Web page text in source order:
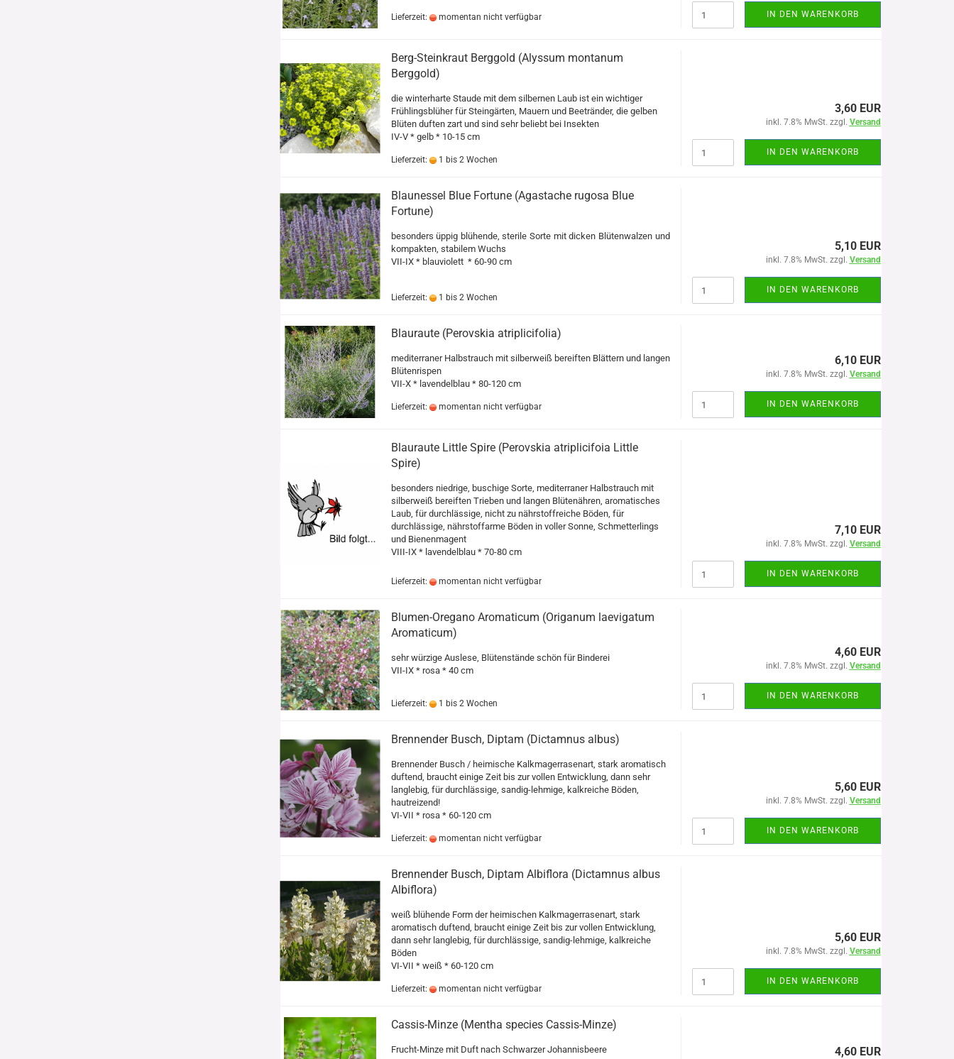
Lieferzeit: momentan nicht verfügbar IN DEN WARENKORB
Berg-Steinkraut Berggold (Alyssum montanum
Berggold)
die winterharte Staude mit dem silbernen Laub ist ein wichtiger
Frühlingsblüher für Steingärten, Mauern und Beetränder, die gelben
Blüten duften zart und sind sehr beliebt bei Insekten
IV-V * gelb * 10-15 cm
Lieferzeit: 1 bis 2 Wochen
3,60 EUR
inkl. 7.8% MwSt. zzgl. Versand
IN DEN WARENKORB
Blaunessel Blue Fortune (Agastache rugosa Blue
Fortune)
besonders üppig blühende, sterile Sorte mit dicken Blütenwalzen und
kompakten, stabilem Wuchs
VII-IX * blauviolett * 60-90 cm
Lieferzeit: 1 bis 2 Wochen
5,10 EUR
inkl. 7.8% MwSt. zzgl. Versand
IN DEN WARENKORB
Blauraute (Perovskia atriplicifolia)
mediterraner Halbstrauch mit silberweiß bereiften Blättern und langen
Blütenrispen
VII-X * lavendelblau * 80-120 cm
Lieferzeit: momentan nicht verfügbar
6,10 EUR
inkl. 7.8% MwSt. zzgl. Versand
IN DEN WARENKORB
Blauraute Little Spire (Perovskia atriplicifoia Little
Spire)
besonders niedrige, buschige Sorte, mediterraner Halbstrauch mit
silberweiß bereiften Trieben und langen Blütenähren, aromatisches
Laub, für durchlässige, nicht zu nährstoffreiche Böden, für
durchlässige, nährstoffarme Böden in voller Sonne, Schmetterlings
und Bienenmagent
VIII-IX * lavendelblau * 70-80 cm
Lieferzeit: momentan nicht verfügbar
7,10 EUR
inkl. 7.8% MwSt. zzgl. Versand
IN DEN WARENKORB
Blumen-Oregano Aromaticum (Origanum laevigatum
Aromaticum)
sehr würzige Auslese, Blütenstände schön für Binderei
VII-IX * rosa * 40 cm
Lieferzeit: 1 bis 2 Wochen
4,60 EUR
inkl. 7.8% MwSt. zzgl. Versand
IN DEN WARENKORB
Brennender Busch, Diptam (Dictamnus albus)
Brennender Busch / heimische Kalkmagerrasenart, stark aromatisch
duftend, braucht einige Zeit bis zur vollen Entwicklung, dann sehr
langlebig, für durchlässige, sandig-lehmige, kalkreiche Böden,
hautreizend!
VI-VII * rosa * 60-120 cm
Lieferzeit: momentan nicht verfügbar
5,60 EUR
inkl. 7.8% MwSt. zzgl. Versand
IN DEN WARENKORB
Brennender Busch, Diptam Albiflora (Dictamnus albus
Albiflora)
weiß blühende Form der heimischen Kalkmagerrasenart, stark
aromatisch duftend, braucht einige Zeit bis zur vollen Entwicklung,
dann sehr langlebig, für durchlässige, sandig-lehmige, kalkreiche
Böden
VI-VII * weiß * 60-120 cm
Lieferzeit: momentan nicht verfügbar
5,60 EUR
inkl. 7.8% MwSt. zzgl. Versand
IN DEN WARENKORB
Cassis-Minze (Mentha species Cassis-Minze)
Frucht-Minze mit Duft nach Schwarzer Johannisbeere 4,60 EUR